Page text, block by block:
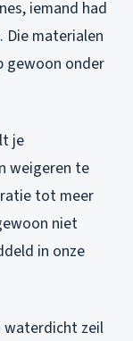
iemand had
Die materialen
gewoon onder
je
weigeren te
tot meer
niet
in onze
waterdicht zeil